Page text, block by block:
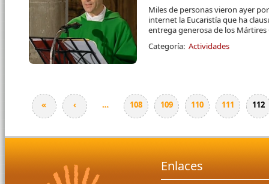
Miles de personas vieron ayer
internet la Eucaristía que ha
entrega generosa de los
Categoría: Actividades
Páginas
« ‹ … 108 109 110 111 112
Enlaces